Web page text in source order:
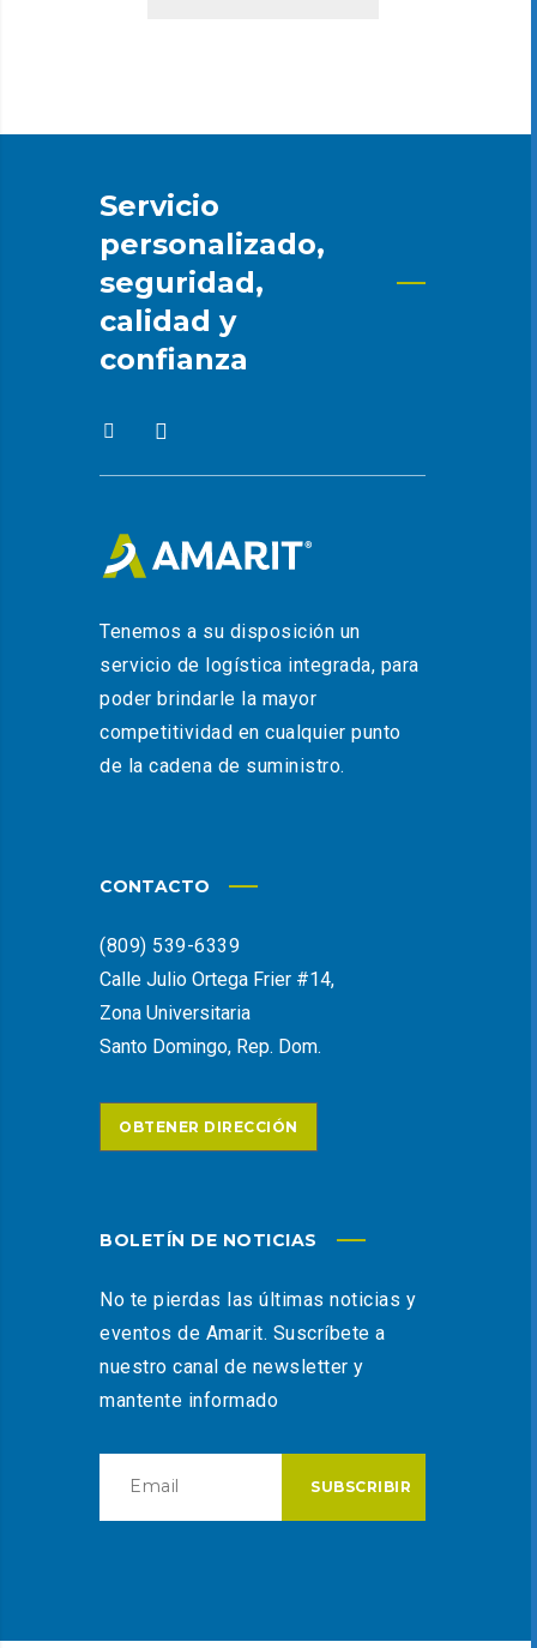
Servicio
personalizado,
seguridad,
calidad y
confianza
Tenemos a su disposición un
servicio de logística integrada, para
poder brindarle la mayor
competitividad en cualquier punto
de la cadena de suministro.
CONTACTO
(809) 539-6339
Calle Julio Ortega Frier #14,
Zona Universitaria
Santo Domingo, Rep. Dom.
OBTENER DIRECCIÓN
BOLETÍN DE NOTICIAS
No te pierdas las últimas noticias y
eventos de Amarit. Suscríbete a
nuestro canal de newsletter y
mantente informado